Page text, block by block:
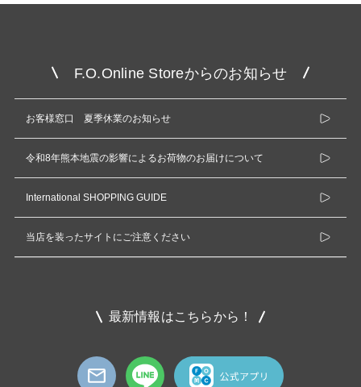
F.O.Online Storeからのお知らせ
お客様窓口 夏季休業のお知らせ
令和8年熊本地震の影響によるお荷物のお届けについて
International SHOPPING GUIDE
当店を装ったサイトにご注意ください
最新情報はこちらから！